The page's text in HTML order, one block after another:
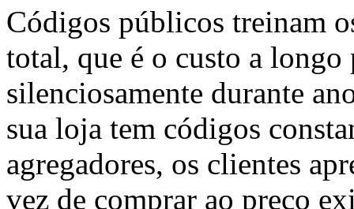
Códigos públicos treinam
total, que é o custo a longo
silenciosamente durante
sua loja tem códigos
agregadores, os clientes
vez de comprar ao preço